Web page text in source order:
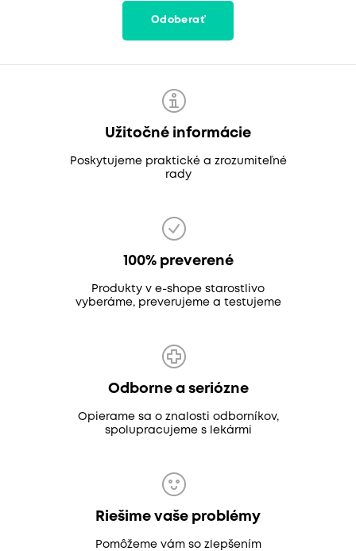
Odoberať
Užitočné informácie
Poskytujeme praktické a zrozumiteľné
rady
100% preverené
Produkty v e-shope starostlivo
vyberáme, preverujeme a testujeme
Odborne a seriózne
Opierame sa o znalosti odborníkov,
spolupracujeme s lekármi
Riešime vaše problémy
Pomôžeme vám so zlepšením